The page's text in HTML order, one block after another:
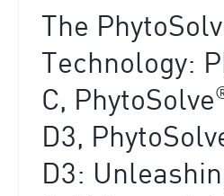
The
Technology:
C, PhytoSolve
D3,
D3: